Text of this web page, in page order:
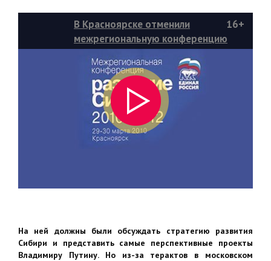
В Красноярске отменили
межрегиональную конференцию
"Единой России"
16+
На ней должны были обсуждать стратегию развития
Сибири и представить самые перспективные проекты
Владимиру Путину. Но из-за терактов в московском